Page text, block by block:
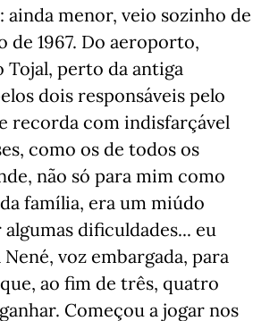
menor, veio sozinho de
de 1967. Do aeroporto,
Tojal, perto da antiga
dois responsáveis pelo
recorda com indisfarçável
como os de todos os
não só para mim como
família, era um miúdo
dificuldades... eu
voz embargada, para
ao fim de três, quatro
Começou a jogar nos